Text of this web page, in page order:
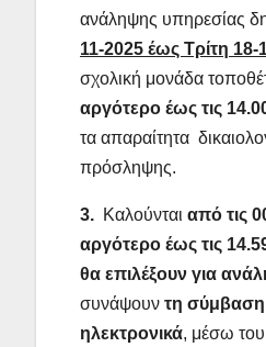
ανάληψης υπηρεσίας
11-2025 έως Τρίτη 18-
σχολική μονάδα
αργότερο έως τις
τα απαραίτητα
πρόσληψης.
3. Καλούνται από τις
αργότερο έως τις
θα επιλέξουν για
συνάψουν τη σύμβαση
ηλεκτρονικά, μέσω του